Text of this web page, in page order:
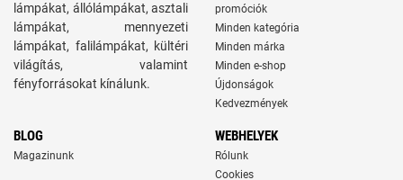
lámpákat, állólámpákat, asztali
lámpákat, mennyezeti
lámpákat, falilámpákat, kültéri
világítás, valamint
fényforrásokat kínálunk.
promóciók
Minden kategória
Minden márka
Minden e-shop
Újdonságok
Kedvezmények
BLOG
Magazinunk
WEBHELYEK
Rólunk
Cookies